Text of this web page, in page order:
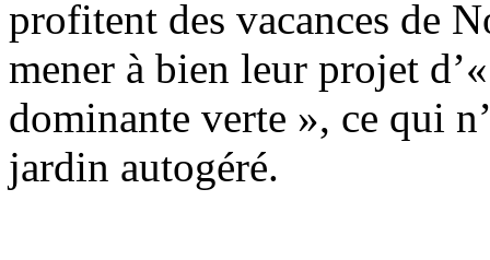
profitent des vacances de
mener à bien leur projet
dominante verte », ce qui
jardin autogéré.